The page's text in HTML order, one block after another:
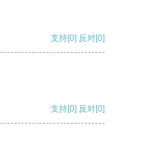
支持[0] 反对[0]
支持[0] 反对[0]